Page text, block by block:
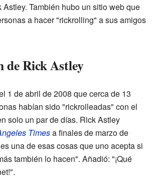
También hubo un sitio web que
a hacer "rickrolling" a sus amigos
de Rick Astley
1 de abril de 2008 que cerca de 13
habían sido "rickrolleadas" con el
solo un par de días. Rick Astley
Timesa finales de marzo de
una de esas cosas que uno acepta si
también lo hacen". Añadió: "¡Qué